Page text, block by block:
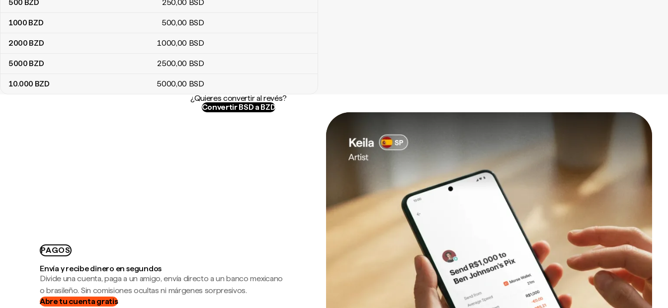
500 BZD 250,00 BSD
1000 BZD 500,00 BSD
2000 BZD 1000,00 BSD
5000 BZD 2500,00 BSD
10.000 BZD 5000,00 BSD
¿Quieres convertir al revés?
Convertir BSD a BZD
PAGOS
Envía y recibe dinero en segundos
Divide una cuenta, paga a un amigo, envía directo a un banco mexicano
o brasileño. Sin comisiones ocultas ni márgenes sorpresivos.
Abre tu cuenta gratis